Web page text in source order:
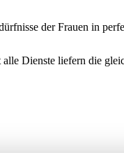
der Frauen in
Dienste liefern die